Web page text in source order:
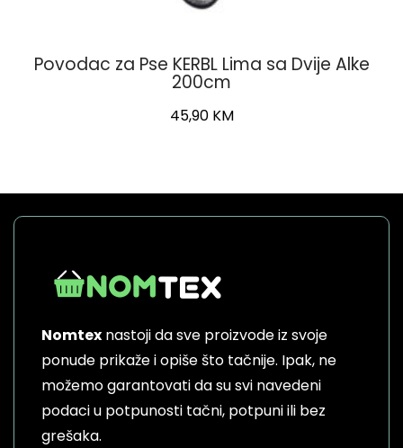
Povodac za Pse KERBL Lima sa Dvije Alke
200cm
45,90 KM
Nomtex nastoji da sve proizvode iz svoje
ponude prikaže i opiše što tačnije. Ipak, ne
možemo garantovati da su svi navedeni
podaci u potpunosti tačni, potpuni ili bez
grešaka.